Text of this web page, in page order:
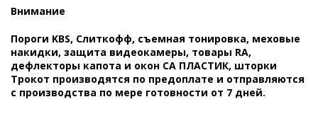
Внимание
Пороги KBS, Слиткофф, съемная тонировка, меховые
накидки, защита видеокамеры, товары RA,
дефлекторы капота и окон СА ПЛАСТИК, шторки
Трокот производятся по предоплате и отправляются
с производства по мере готовности от 7 дней.